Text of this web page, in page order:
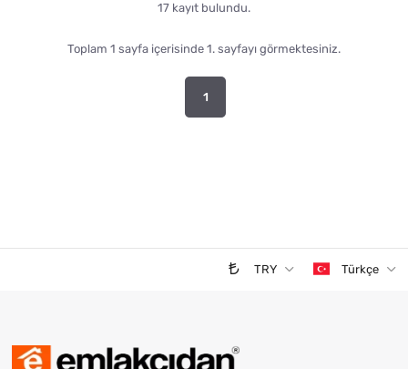
17 kayıt bulundu.
Toplam 1 sayfa içerisinde 1. sayfayı görmektesiniz.
1
TRY Türkçe